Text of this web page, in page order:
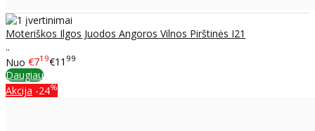
Moteriškos Ilgos Juodos Angoros Vilnos Pirštinės I21
..
Nuo €719€11 99
Daugiau
Akcija -24%